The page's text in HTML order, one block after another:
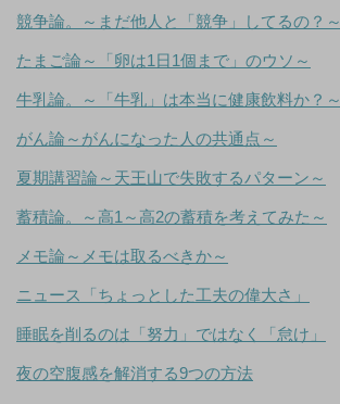
競争論。～まだ他人と「競争」してるの？～
たまご論～「卵は1日1個まで」のウソ～
牛乳論。～「牛乳」は本当に健康飲料か？～
がん論～がんになった人の共通点～
夏期講習論～天王山で失敗するパターン～
蓄積論。～高1～高2の蓄積を考えてみた～
メモ論～メモは取るべきか～
ニュース「ちょっとした工夫の偉大さ」
睡眠を削るのは「努力」ではなく「怠け」
夜の空腹感を解消する9つの方法